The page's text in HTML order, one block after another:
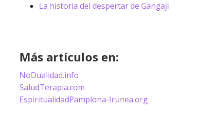
La historia del despertar de Gangaji
Más artículos en:
NoDualidad.info
SaludTerapia.com
EspiritualidadPamplona-Irunea.org